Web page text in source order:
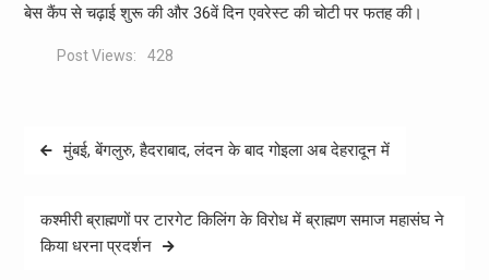
बेस कैंप से चढ़ाई शुरू की और 36वें दिन एवरेस्ट की चोटी पर फतह की।
Post Views: 428
Postमुंबई, बेंगलुरु, हैदराबाद, लंदन के बाद गोइला अब देहरादून में
कश्मीरी ब्राह्मणों पर टारगेट किलिंग के विरोध में ब्राह्मण समाज महासंघ ने
किया धरना प्रदर्शन